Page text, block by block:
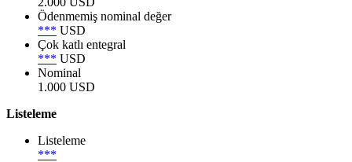
Ödenmemiş nominal değer
*** USD
Çok katlı entegral
*** USD
Nominal
1.000 USD
Listeleme
Listeleme
***